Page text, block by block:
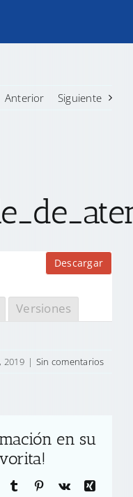
Anterior Siguiente
Descargar
Versiones
2019 | Sin comentarios
en su
Tumblr Pinterest
Vk
Xing